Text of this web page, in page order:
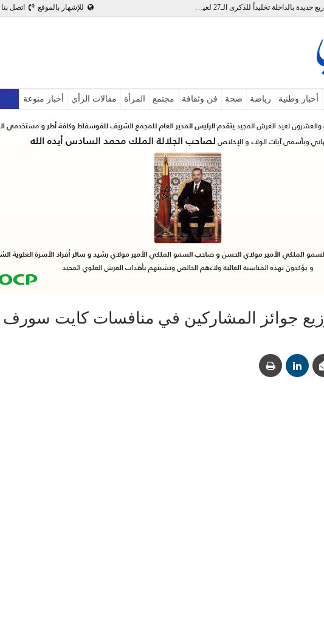
اتصل بنا للإشهار بالموقع بالفيديو : تدشين وإطلاق مشاريع جديدة بالداخلة تخليداً للذكرى الـ27 لعيد العرش
أخبار وطنية رياضة صحة فن وثقافة مجتمع المرأة مقالات الرأي أخبار منوعة
جوائز المشاركين في منافسات كايت سورف